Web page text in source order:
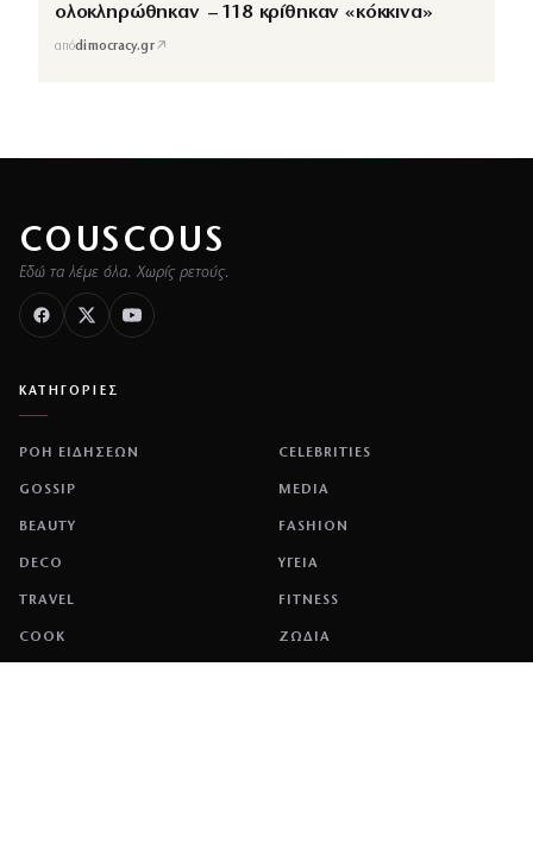
ολοκληρώθηκαν – 118 κρίθηκαν «κόκκινα»
απόdimocracy.gr↗
COUSCOUS
Εδώ τα λέμε όλα. Χωρίς ρετούς.
ΚΑΤΗΓΟΡΙΕΣ
ΡΟΗ ΕΙΔΗΣΕΩΝ CELEBRITIES
GOSSIP MEDIA
BEAUTY FASHION
DECO ΥΓΕΙΑ
TRAVEL FITNESS
COOK ΖΩΔΙΑ